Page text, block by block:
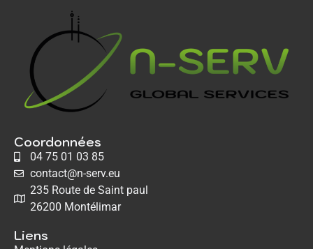
Coordonnées
04 75 01 03 85
contact@n-serv.eu
235 Route de Saint paul
26200 Montélimar
Liens